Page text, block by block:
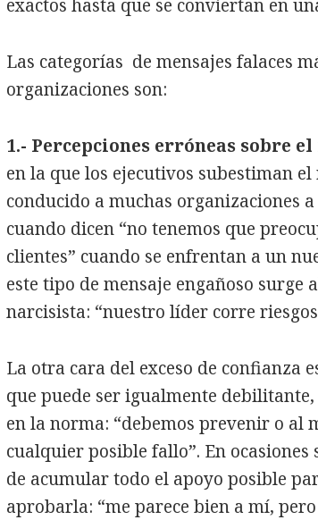
exactos hasta que se conviertan en
Las categorías de mensajes falaces
organizaciones son:
1.- Percepciones erróneas sobre
en la que los ejecutivos subestiman
conducido a muchas organizaciones
cuando dicen “no tenemos que
clientes” cuando se enfrentan a un
este tipo de mensaje engañoso
narcisista: “nuestro líder corre
La otra cara del exceso de confianza
que puede ser igualmente
en la norma: “debemos prevenir o al
cualquier posible fallo”. En ocasiones
de acumular todo el apoyo posible
aprobarla: “me parece bien a mí,